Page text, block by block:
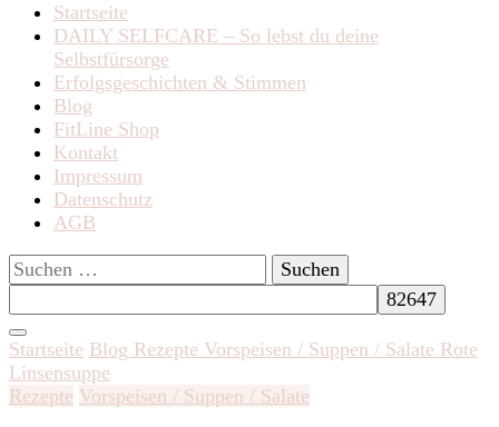
Startseite
DAILY SELFCARE – So lebst du deine
Selbstfürsorge
Erfolgsgeschichten & Stimmen
Blog
FitLine Shop
Kontakt
Impressum
Datenschutz
AGB
Suchen
nach:
Startseite Blog Rezepte Vorspeisen / Suppen / Salate Rote
Linsensuppe
Rezepte Vorspeisen / Suppen / Salate